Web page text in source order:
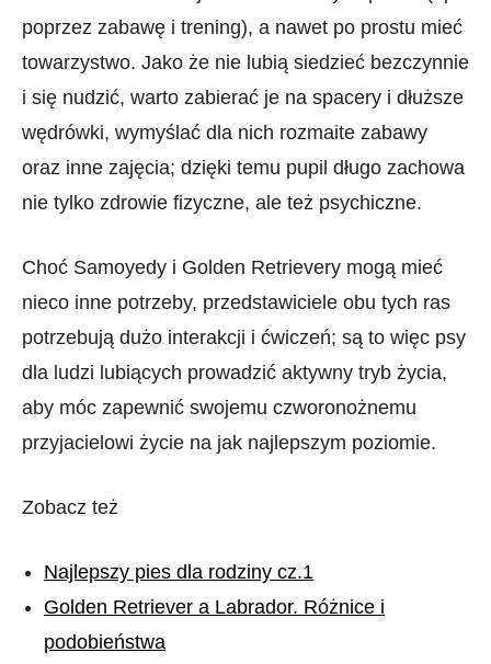
poprzez zabawę i trening), a nawet po prostu mieć
towarzystwo. Jako że nie lubią siedzieć bezczynnie
i się nudzić, warto zabierać je na spacery i dłuższe
wędrówki, wymyślać dla nich rozmaite zabawy
oraz inne zajęcia; dzięki temu pupil długo zachowa
nie tylko zdrowie fizyczne, ale też psychiczne.
Choć Samoyedy i Golden Retrievery mogą mieć
nieco inne potrzeby, przedstawiciele obu tych ras
potrzebują dużo interakcji i ćwiczeń; są to więc psy
dla ludzi lubiących prowadzić aktywny tryb życia,
aby móc zapewnić swojemu czworonożnemu
przyjacielowi życie na jak najlepszym poziomie.
Zobacz też
Najlepszy pies dla rodziny cz.1
Golden Retriever a Labrador. Różnice i
podobieństwa